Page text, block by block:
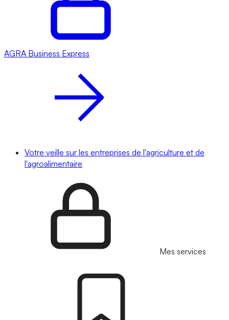
AGRA Business Express
Votre veille sur les entreprises de l'agriculture et de
l'agroalimentaire
Mes services